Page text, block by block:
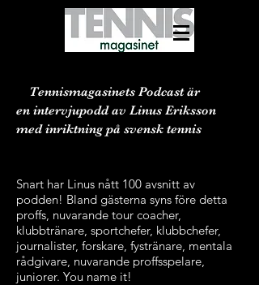
Tennismagasinets Podcast är
en intervjupodd av Linus Eriksson
med inriktning på svensk tennis
Snart har Linus nått 100 avsnitt av
podden! Bland gästerna syns före detta
proffs, nuvarande tour coacher,
klubbtränare, sportchefer, klubbchefer,
journalister, forskare, fystränare, mentala
rådgivare, nuvarande proffsspelare,
juniorer. You name it!